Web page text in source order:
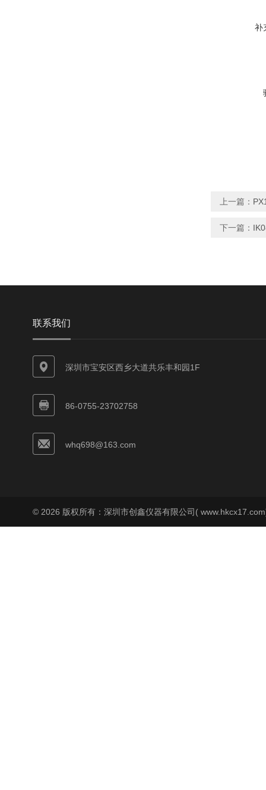
补
上一篇：
下一篇：
联系我们
深圳市宝安区西乡大道共乐丰和园1F
86-0755-23702758
whq698@163.com
© 2026 版权所有：深圳市创鑫仪器有限公司(